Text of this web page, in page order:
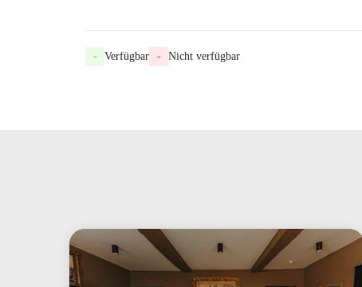
- Verfügbar - Nicht verfügbar